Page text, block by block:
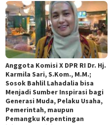
Anggota Komisi X DPR RI Dr. Hj.
Karmila Sari, S.Kom., M.M.;
Sosok Bahlil Lahadalia bisa
Menjadi Sumber Inspirasi bagi
Generasi Muda, Pelaku Usaha,
Pemerintah, maupun
Pemangku Kepentingan